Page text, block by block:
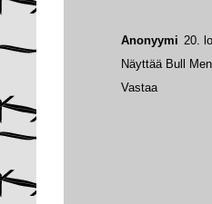
Anonyymi 20.
Näyttää Bull
Vastaa